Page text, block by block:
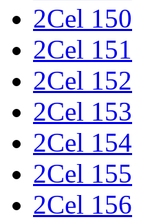
2Cel 150
2Cel 151
2Cel 152
2Cel 153
2Cel 154
2Cel 155
2Cel 156